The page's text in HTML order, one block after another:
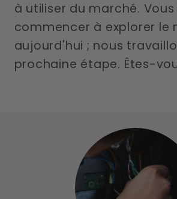
à utiliser du marché.
commencer à explorer le
aujourd'hui ; nous
prochaine étape. Êtes-